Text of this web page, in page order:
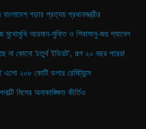
গড়ার প্রত্যয় প্রধানমন্ত্রীর
মুখোমুখি আরমান-মুক্তি ও শিবাসানু-জয় প্যানেল
না কোনো ‘চতুর্থ ইডিয়ট’, গল্প ২০ বছর পরের!
২০৮ কোটি ডলার রেমিট্যান্স
মিসের অনাকাঙ্ক্ষিত কীর্তিও